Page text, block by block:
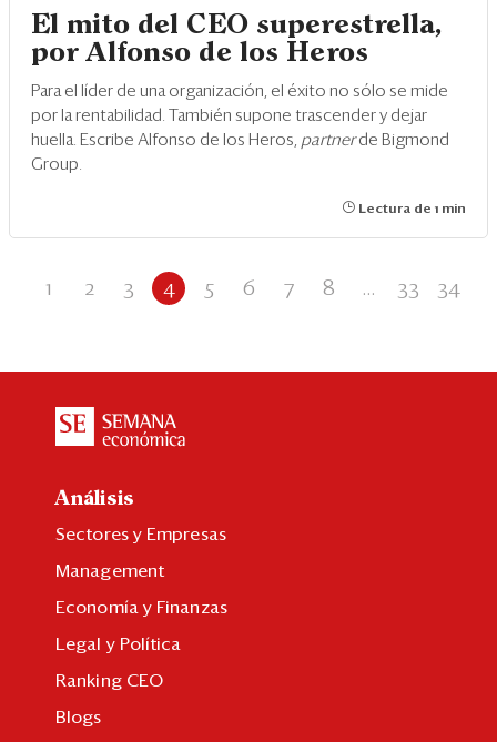
El mito del CEO superestrella,
por Alfonso de los Heros
Para el líder de una organización, el éxito no sólo se mide
por la rentabilidad. También supone trascender y dejar
huella. Escribe Alfonso de los Heros, partnerde Bigmond
Group.
Lectura de 1 min
1 2 3 4 5 6 7 8 ... 33 34
Análisis
Sectores y Empresas
Management
Economía y Finanzas
Legal y Política
Ranking CEO
Blogs